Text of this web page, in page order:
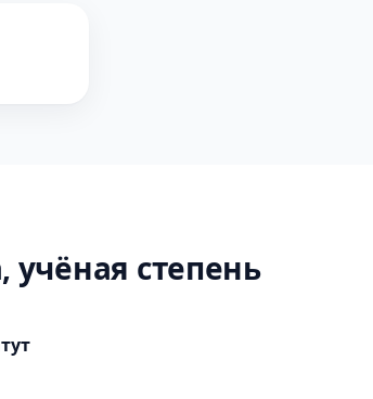
учёная степень